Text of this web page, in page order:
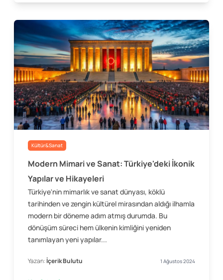
Kültür&Sanat
Modern Mimari ve Sanat: Türkiye'deki İkonik
Yapılar ve Hikayeleri
Türkiye'nin mimarlık ve sanat dünyası, köklü
tarihinden ve zengin kültürel mirasından aldığı ilhamla
modern bir döneme adım atmış durumda. Bu
dönüşüm süreci hem ülkenin kimliğini yeniden
tanımlayan yeni yapılar...
Yazan:İçerik Bulutu 1 Ağustos 2024